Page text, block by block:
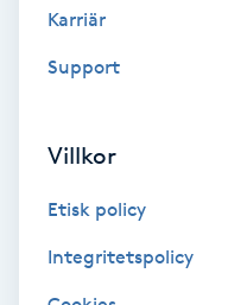
Vaccination
Vampyrbehandling
Karriär
Support
Villkor
Etisk policy
Integritetspolicy